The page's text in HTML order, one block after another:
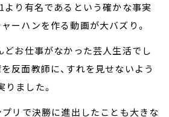
り有名であるという確かな事実
ーハンを作る動画が大バズり。
お仕事がなかった芸人生活でし
反面教師に、すれを見せないよう
ました。
リで決勝に進出したことも大きな